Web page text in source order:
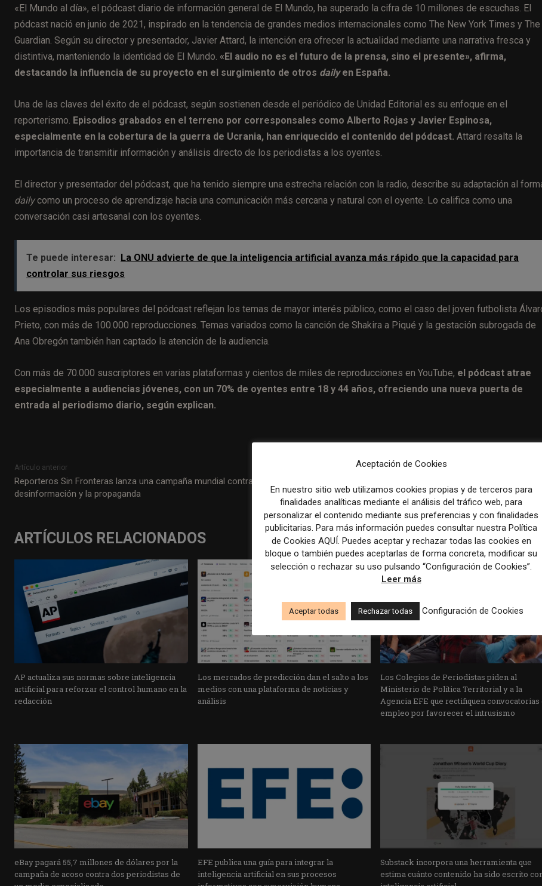
«El Mundo al día», el pódcast diario de información general de El Mundo, ha superado la cifra de 10 millones de escuchas. El
pódcast nació en junio de 2021, inspirado en la tendencia de grandes medios internacionales como The New York Times y The
Guardian. Según su director y presentador, Javier Attard, la intención era ofrecer la actualidad mediante una narrativa fresca y
distintiva, manteniendo la identidad de El Mundo. «El audio no es el futuro de la prensa, sino el presente», afirma,
destacando la influencia de su proyecto en el surgimiento de otros dailyen España.
Una de las claves del éxito de el pódcast, según sostienen desde el periódico de Unidad Editorial es su enfoque en el
reporterismo. Episodios grabados en el terreno por corresponsales como Alberto Rojas y Javier Espinosa,
especialmente en la cobertura de la guerra de Ucrania, han enriquecido el contenido del pódcast. Attard resalta la
importancia de transmitir información y análisis directo de los periodistas a los oyentes.
El director y presentador del pódcast, que ha tenido siempre una estrecha relación con la radio, describe su adaptación al
dailycomo un proceso de aprendizaje hacia una comunicación más cercana y natural con el oyente. Lo califica como una
conversación casi artesanal con los oyentes.
Te puede interesar: La ONU advierte de que la inteligencia artificial avanza más rápido que la capacidad para
controlar sus riesgos
Los episodios más populares del pódcast reflejan los temas de mayor interés público, como el caso del joven futbolista
Prieto, con más de 100.000 reproducciones. Temas variados como la canción de Shakira a Piqué y la gestación subrogada de
Ana Obregón también han captado la atención de la audiencia.
Con más de 70.000 suscriptores en varias plataformas y cientos de miles de reproducciones en YouTube, el pódcast atrae
especialmente a audiencias jóvenes, con un 70% de oyentes entre 18 y 44 años, ofreciendo una nueva puerta de
entrada al periodismo diario, según explican.
Artículo anterior
Reporteros Sin Fronteras lanza una campaña mundial contra la
desinformación y la propaganda
Artículo
Making the Media S4E05: Community Service (with
ARTÍCULOS RELACIONADOS
AP actualiza sus normas sobre inteligencia
artificial para reforzar el control humano en la
redacción
Los mercados de predicción dan el salto a los
medios con una plataforma de noticias y
análisis
Los Colegios de Periodistas piden al
Ministerio de Política Territorial y a la
Agencia EFE que rectifiquen convocatorias
empleo por favorecer el intrusismo
eBay pagará 55,7 millones de dólares por la
campaña de acoso contra dos periodistas de
EFE publica una guía para integrar la
inteligencia artificial en sus procesos
Substack incorpora una herramienta que
estima cuánto contenido ha sido escrito
Aceptación de Cookies
En nuestro sitio web utilizamos cookies propias y de terceros para
finalidades analíticas mediante el análisis del tráfico web, para
personalizar el contenido mediante sus preferencias y con finalidades
publicitarias. Para más información puedes consultar nuestra Política
de Cookies AQUÍ. Puedes aceptar y rechazar todas las cookies en
bloque o también puedes aceptarlas de forma concreta, modificar su
selección o rechazar su uso pulsando “Configuración de Cookies”.
Leer más
Aceptar todas Rechazar todas Configuración de Cookies